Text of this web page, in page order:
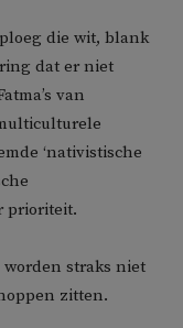
die wit, blank
dat er niet
van
‘nativistische
prioriteit.
straks niet
zitten.